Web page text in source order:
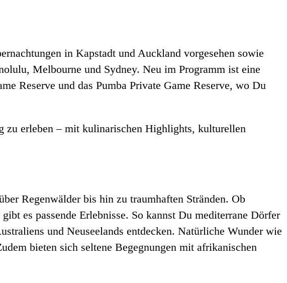
in Kapstadt und Auckland vorgesehen sowie
Melbourne und Sydney. Neu im Programm ist eine
Reserve und das Pumba Private Game Reserve, wo Du
zu erleben – mit kulinarischen Highlights, kulturellen
Regenwälder bis hin zu traumhaften Stränden. Ob
es passende Erlebnisse. So kannst Du mediterrane Dörfer
und Neuseelands entdecken. Natürliche Wunder wie
bieten sich seltene Begegnungen mit afrikanischen